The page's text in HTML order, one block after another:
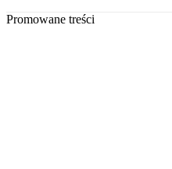
Promowane treści